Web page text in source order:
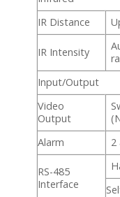
IR Distance
IR Intensity
Input/Output
Video
Output
Alarm
2
RS-485
Interface